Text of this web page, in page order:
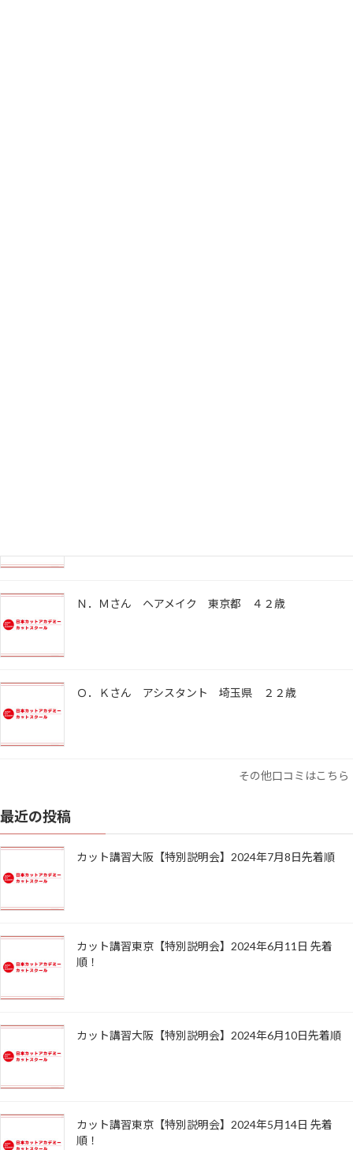
Ｎ．Ｍさん ヘアメイク 東京都 ４２歳
Ｏ．Ｋさん アシスタント 埼玉県 ２２歳
その他口コミはこちら
最近の投稿
カット講習大阪【特別説明会】2024年7月8日先着順
カット講習東京【特別説明会】2024年6月11日 先着
順！
カット講習大阪【特別説明会】2024年6月10日先着順
カット講習東京【特別説明会】2024年5月14日 先着
順！